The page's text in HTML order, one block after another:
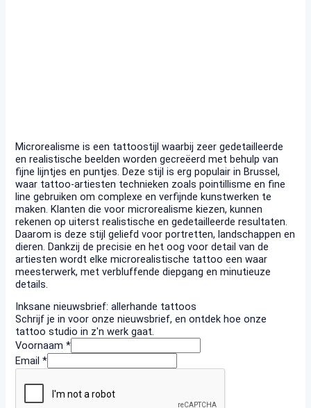
Microrealisme is een tattoostijl waarbij zeer gedetailleerde
en realistische beelden worden gecreëerd met behulp van
fijne lijntjes en puntjes. Deze stijl is erg populair in Brussel,
waar tattoo-artiesten technieken zoals pointillisme en fine
line gebruiken om complexe en verfijnde kunstwerken te
maken. Klanten die voor microrealisme kiezen, kunnen
rekenen op uiterst realistische en gedetailleerde resultaten.
Daarom is deze stijl geliefd voor portretten, landschappen en
dieren. Dankzij de precisie en het oog voor detail van de
artiesten wordt elke microrealistische tattoo een waar
meesterwerk, met verbluffende diepgang en minutieuze
details.
Inksane nieuwsbrief: allerhande tattoos
Schrijf je in voor onze nieuwsbrief, en ontdek hoe onze
tattoo studio in z'n werk gaat.
Voornaam*
Email*